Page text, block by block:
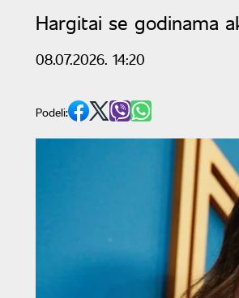
Hargitai se godinama
08.07.2026. 14:20
Podeli: